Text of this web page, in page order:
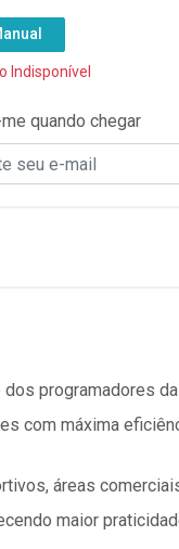
Indisponível
quando chegar
programadores
com máxima
áreas
maior